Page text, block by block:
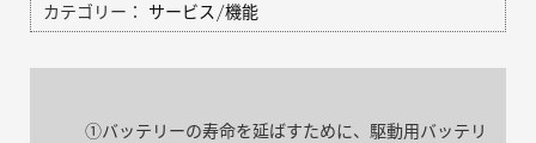
カテゴリー： サービス/機能
①バッテリーの寿命を延ばすために、駆動用バッテリ